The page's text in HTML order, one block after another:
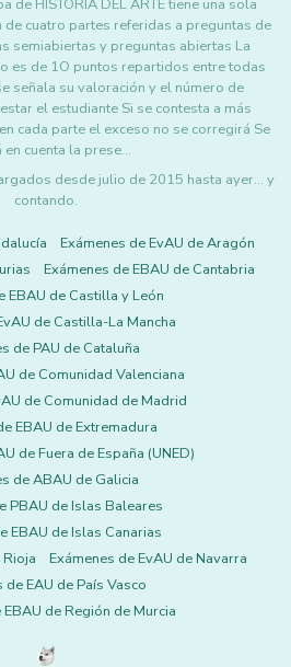
de HISTORIA DEL ARTE tiene una sola
de cuatro partes referidas a preguntas de
semiabiertas y preguntas abiertas La
es de 1O puntos repartidos entre todas
señala su valoración y el número de
el estudiante Si se contesta a más
cada parte el exceso no se corregirá Se
en cuenta la prese…
desde julio de 2015 hasta ayer... y
contando.
Exámenes de EvAU de Aragón
Exámenes de EBAU de Cantabria
EBAU de Castilla y León
de Castilla-La Mancha
de PAU de Cataluña
de Comunidad Valenciana
de Comunidad de Madrid
EBAU de Extremadura
de Fuera de España (UNED)
de ABAU de Galicia
PBAU de Islas Baleares
EBAU de Islas Canarias
Rioja
Exámenes de EvAU de Navarra
de EAU de País Vasco
EBAU de Región de Murcia